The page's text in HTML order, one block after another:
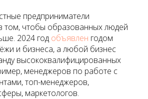
предприниматели
том, чтобы образованных людей
2024 год объявлен годом
и бизнеса, а любой бизнес
высококвалифицированных
менеджеров по работе с
топ-менеджеров,
маркетологов.